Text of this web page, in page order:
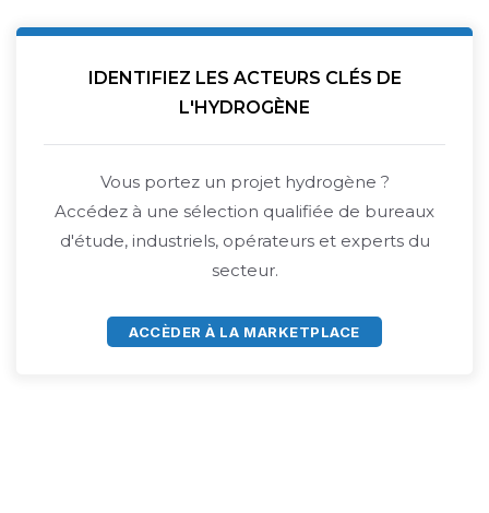
IDENTIFIEZ LES ACTEURS CLÉS DE
L'HYDROGÈNE
Vous portez un projet hydrogène ?
Accédez à une sélection qualifiée de bureaux
d'étude, industriels, opérateurs et experts du
secteur.
ACCÈDER À LA MARKETPLACE